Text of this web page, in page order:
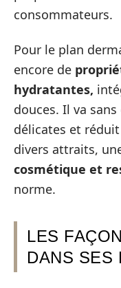
consommateurs.
Pour le plan
encore de
hydratantes,
douces. Il va
délicates et
divers attraits,
cosmétique et
norme.
LES
DANS SES